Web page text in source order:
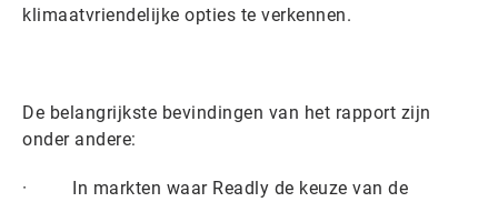
klimaatvriendelijke opties te verkennen.
De belangrijkste bevindingen van het rapport zijn
onder andere:
· In markten waar Readly de keuze van de